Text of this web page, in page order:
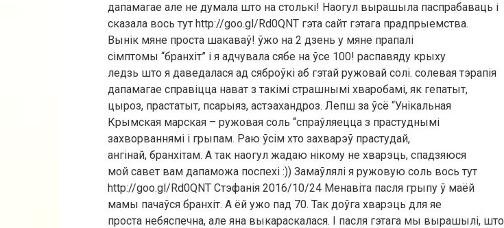
дапамагае але не думала што на столькі! Наогул вырашыла паспрабаваць і
сказала вось тут http://goo.gl/Rd0QNT гэта сайт гэтага прадпрыемства.
Вынік мяне проста шакаваў! ўжо на 2 дзень у мяне прапалі
сімптомы “бранхіт” і я адчувала сябе на ўсе 100! распавяду крыху
ледзь што я даведалася ад сяброўкі аб гэтай ружовай солі. солевая тэрапія
дапамагае справіцца нават з такімі страшнымі хваробамі, як гепатыт,
цыроз, прастатыт, псарыяз, астэахандроз. Лепш за ўсё “Унікальная
Крымская марская – ружовая соль “спраўляецца з прастуднымі
захворваннямі і грыпам. Раю ўсім хто захварэў прастудай,
ангінай, бранхітам. А так наогул жадаю нікому не хварэць, спадзяюся
мой савет вам дапаможа поспехі :)) Замаўлялі я ружовую соль вось тут
http://goo.gl/Rd0QNT Стэфанія 2016/10/24 Менавіта пасля грыпу ў маёй
мамы пачаўся бранхіт. А ёй ужо пад 70. Так доўга хварэць для яе
проста небяспечна, але яна выкараскалася. І пасля гэтага мы вырашылі, што